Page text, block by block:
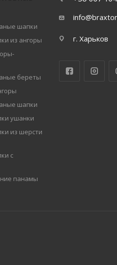
шапки
из ангоры
береты
шапки
ушанки
из шерсти
с
панамы
г. Харьков